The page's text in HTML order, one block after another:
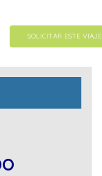
SOLICITAR ESTE VIAJE